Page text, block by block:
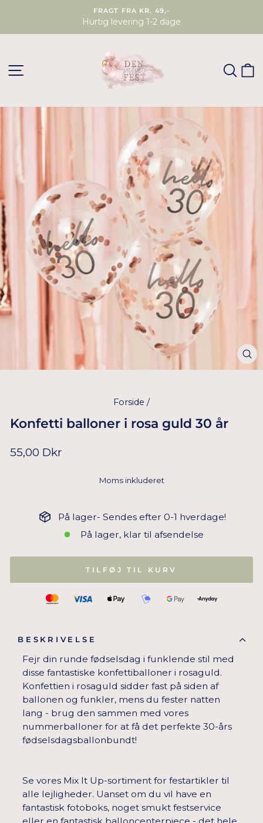
FRAGT FRA KR. 49,-
Hurtig levering 1-2 dage
SØG
Forside /
Konfetti balloner i rosa guld 30 år
Normal
55,00 Dkr
Moms inkluderet
På lager- Sendes efter 0-1 hverdage!
På lager, klar til afsendelse
TILFØJ TIL KURV
BESKRIVELSE
Fejr din runde fødselsdag i funklende stil med
disse fantastiske konfettiballoner i rosaguld.
Konfettien i rosaguld sidder fast på siden af
ballonen og funkler, mens du fester natten
lang - brug den sammen med vores
nummerballoner for at få det perfekte 30-års
fødselsdagsballonbundt!
Se vores Mix It Up-sortiment for festartikler til
alle lejligheder. Uanset om du vil have en
fantastisk fotoboks, noget smukt festservice